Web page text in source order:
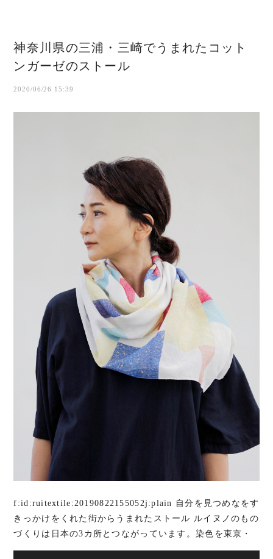
神奈川県の三浦・三崎でうまれたコット
ンガーゼのストール
2020/06/26 15:39
f:id:ruitextile:20190822155052j:plain 自分を見つめなをす
きっかけをくれた街からうまれたストール ルイヌノのもの
づくりは日本の3カ所とつながっています。染色を東京・
日暮里の小さな染色工房。ス...